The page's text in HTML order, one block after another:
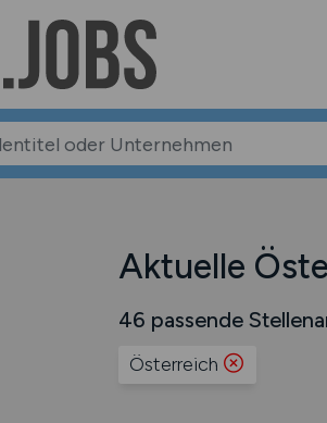
Aktuelle
46 passende
Österreich